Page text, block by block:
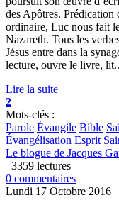
des Apôtres. Prédication
ordinaire, Luc nous fait
Nazareth. Tous les
Jésus entre dans la
lecture, ouvre le livre,
Lire la suite
2
Mots-clés :
Parole Évangile Bible
Évangélisation Esprit
Le blogue de Jacques
3359 lectures
0 commentaires
Lundi 17 Octobre 2016